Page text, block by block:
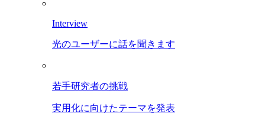
Interview
光のユーザーに話を聞きます
若手研究者の挑戦
実用化に向けたテーマを発表